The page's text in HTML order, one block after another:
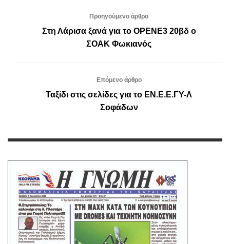
Προηγούμενο άρθρο
Στη Λάρισα ξανά για το OPENE3 20βδ ο
ΣΟΑΚ Φωκιανός
Επόμενο άρθρο
Ταξίδι στις σελίδες για το ΕΝ.Ε.Ε.ΓΥ-Λ
Σοφάδων